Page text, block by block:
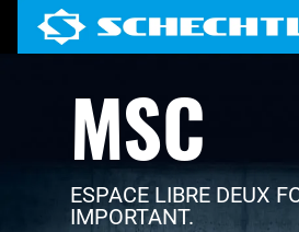
MSC
ESPACE LIBRE DEUX
IMPORTANT.